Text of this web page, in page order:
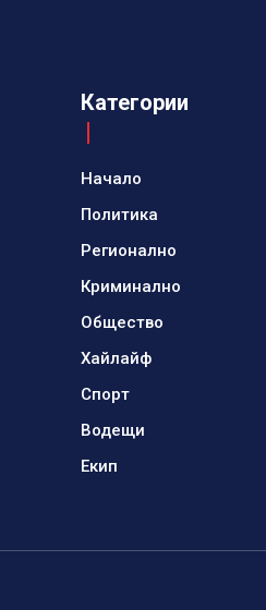
Категории
Начало
Политика
Регионално
Криминално
Общество
Хайлайф
Спорт
Водещи
Екип